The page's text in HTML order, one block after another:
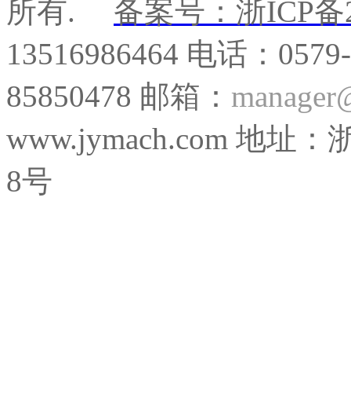
所有.
备案号：浙ICP备
13516986464 电话：
85850478 邮箱：
www.jymach.com 地址：
8号